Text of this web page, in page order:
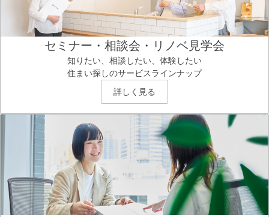
セミナー・相談会・リノベ見学会
知りたい、相談したい、体験したい
住まい探しのサービスラインナップ
詳しく見る